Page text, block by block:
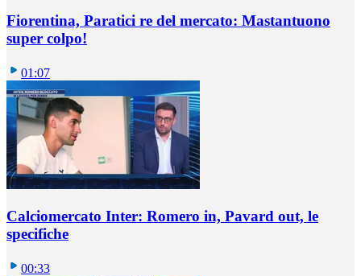
Fiorentina, Paratici re del mercato: Mastantuono
super colpo!
01:07
Calciomercato Inter: Romero in, Pavard out, le
specifiche
00:33